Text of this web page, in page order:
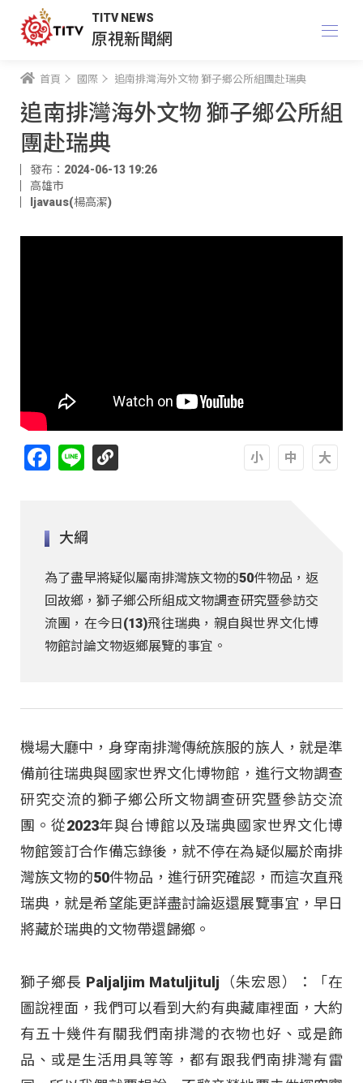
TITV NEWS
原視新聞網
首頁 國際 追南排灣海外文物 獅子鄉公所組團赴瑞典
追南排灣海外文物 獅子鄉公所組
團赴瑞典
發布：2024-06-13 19:26
高雄市
ljavaus(楊高潔)
Facebook
Line
大綱
為了盡早將疑似屬南排灣族文物的50件物品，返
回故鄉，獅子鄉公所組成文物調查研究暨參訪交
流團，在今日(13)飛往瑞典，親自與世界文化博
物館討論文物返鄉展覽的事宜。
機場大廳中，身穿南排灣傳統族服的族人，就是準
備前往瑞典與國家世界文化博物館，進行文物調查
研究交流的獅子鄉公所文物調查研究暨參訪交流
團。從2023年與台博館以及瑞典國家世界文化博
物館簽訂合作備忘錄後，就不停在為疑似屬於南排
灣族文物的50件物品，進行研究確認，而這次直飛
瑞典，就是希望能更詳盡討論返還展覽事宜，早日
將藏於瑞典的文物帶還歸鄉。
獅子鄉長 Paljaljim Matuljitulj（朱宏恩）：「在
圖說裡面，我們可以看到大約有典藏庫裡面，大約
有五十幾件有關我們南排灣的衣物也好、或是飾
品、或是生活用具等等，都有跟我們南排灣有雷